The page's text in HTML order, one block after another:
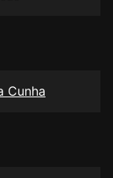
Cunha